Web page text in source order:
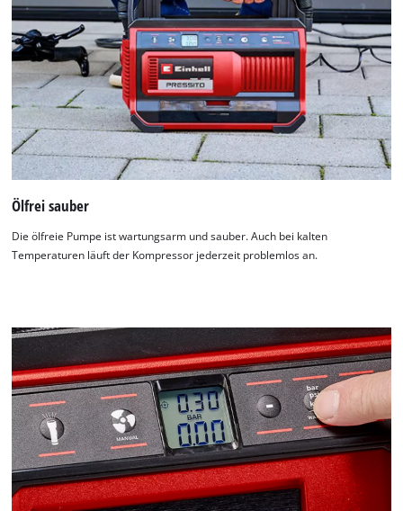
Ölfrei sauber
Die ölfreie Pumpe ist wartungsarm und sauber. Auch bei kalten
Temperaturen läuft der Kompressor jederzeit problemlos an.